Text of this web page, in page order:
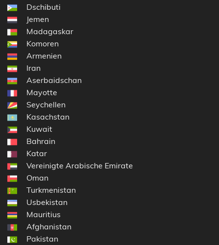
Dschibuti
Jemen
Madagaskar
Komoren
Armenien
Iran
Aserbaidschan
Mayotte
Seychellen
Kasachstan
Kuwait
Bahrain
Katar
Vereinigte Arabische Emirate
Oman
Turkmenistan
Usbekistan
Mauritius
Afghanistan
Pakistan